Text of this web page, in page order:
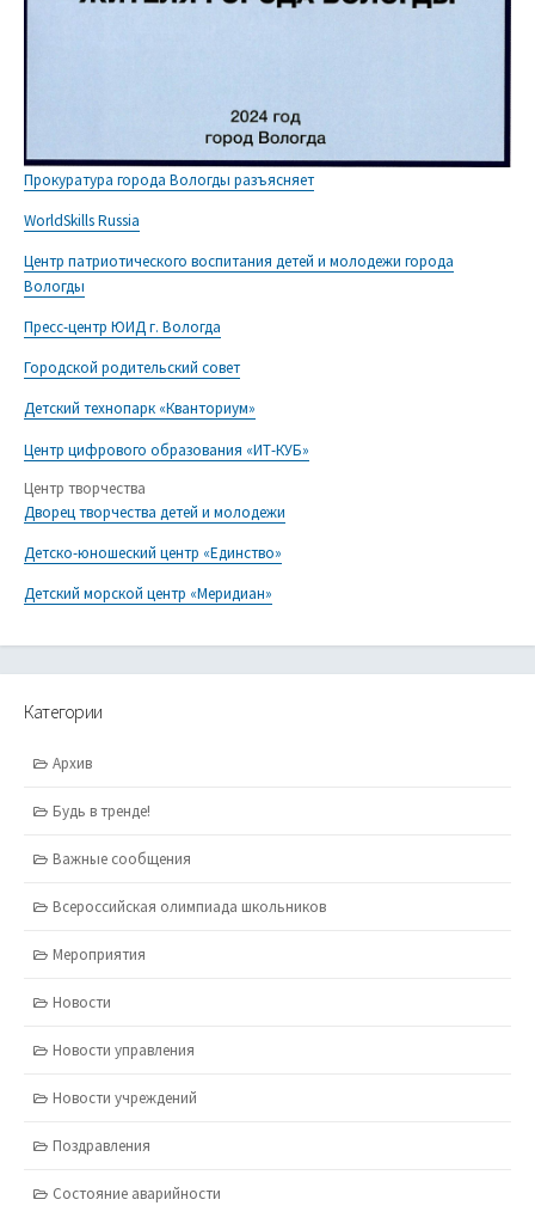
Прокуратура города Вологды разъясняет
WorldSkills Russia
Центр патриотического воспитания детей и молодежи города
Вологды
Пресс-центр ЮИД г. Вологда
Городской родительский совет
Детский технопарк «Кванториум»
Центр цифрового образования «ИТ-КУБ»
Центр творчества
Дворец творчества детей и молодежи
Детско-юношеский центр «Единство»
Детский морской центр «Меридиан»
Категории
Архив
Будь в тренде!
Важные сообщения
Всероссийская олимпиада школьников
Мероприятия
Новости
Новости управления
Новости учреждений
Поздравления
Состояние аварийности